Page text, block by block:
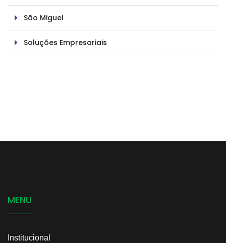
São Miguel
Soluções Empresariais
MENU
Institucional